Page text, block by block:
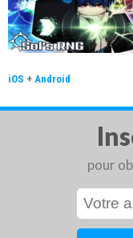
iOS + Android
pour